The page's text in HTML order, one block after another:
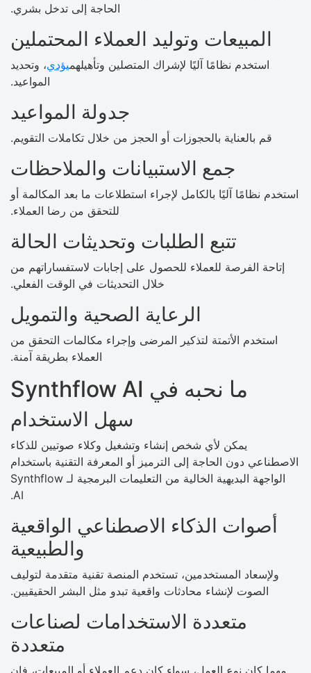
الحاجة إلى تدخل بشري.
المبيعات وتوليد العملاء المحتملين
استخدم نظامًا آليًا لإشراك المتصلين وتأهيلهميؤدي، وتحديد
المواعيد.
جدولة المواعيد
قم بالعناية بالحجوزات أو الحجز من خلال تكاملات التقويم.
جمع الاستبيانات والملاحظات
استخدم نظامًا آليًا بالكامل لإجراء استطلاعات ما بعد المكالمة أو
للتحقق من رضا العملاء.
تتبع الطلبات وتحديثات الحالة
إتاحة الفرصة للعملاء للحصول على إجابات لاستفساراتهم من
خلال التحديثات في الوقت الفعلي.
الرعاية الصحية والتمويل
استخدم الأتمتة لتذكير المرضى وإجراء مكالمات التحقق من
العملاء بطريقة آمنة.
ما نحبه في Synthflow AI
سهل الاستخدام
يمكن لأي شخص إنشاء وتشغيل وكلاء صوتيين للذكاء
الاصطناعي دون الحاجة إلى الترميز أو المعرفة التقنية باستخدام
الواجهة البديهية الخالية من التعليمات البرمجية لـ Synthflow
AI.
أصوات الذكاء الاصطناعي الواقعية
والطبيعية
ولإسعاد المستخدمين، تستخدم المنصة تقنية متقدمة لتوليف
الصوت لإنشاء محادثات واقعية تبدو مثل البشر الحقيقيين.
متعددة الاستخدامات لصناعات
متعددة
مهما كان نوع العمل، سواء كان دعم العملاء أو المبيعات، فإن